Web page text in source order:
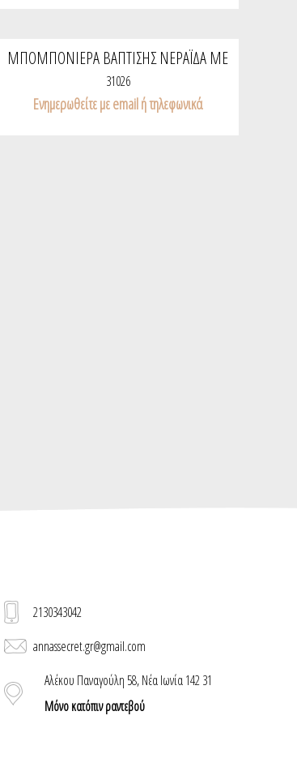
ΜΠΟΜΠΟΝΙΈΡΑ ΒΆΠΤΙΣΗΣ ΝΕΡΆΙΔΑ ΜΕ
ΠΟΝ ΠΟΝ
31026
Ενημερωθείτε με email ή τηλεφωνικά
2130343042
annassecret.gr@gmail.com
Αλέκου Παναγούλη 58, Νέα Ιωνία 142 31
Μόνο κατόπιν ραντεβού